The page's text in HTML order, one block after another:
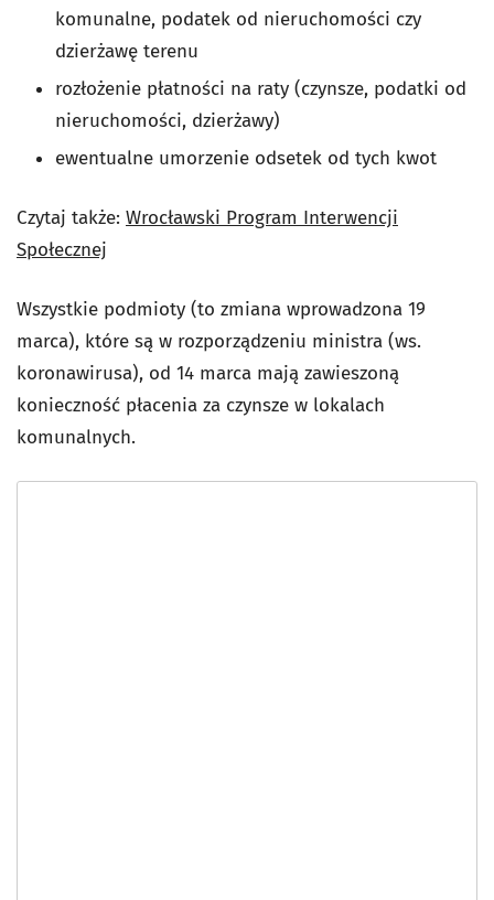
komunalne, podatek od nieruchomości czy
dzierżawę terenu
rozłożenie płatności na raty (czynsze, podatki od
nieruchomości, dzierżawy)
ewentualne umorzenie odsetek od tych kwot
Czytaj także: Wrocławski Program Interwencji
Społecznej
Wszystkie podmioty (to zmiana wprowadzona 19
marca), które są w rozporządzeniu ministra (ws.
koronawirusa), od 14 marca mają zawieszoną
konieczność płacenia za czynsze w lokalach
komunalnych.